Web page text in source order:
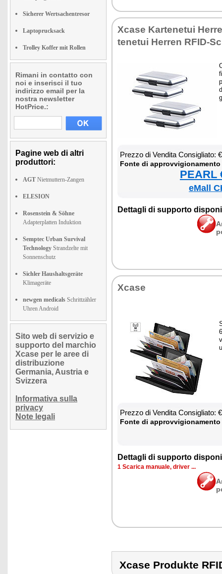
Sicherer Wertsachentresor
Laptoprucksack
Trolley Koffer mit Rollen
Rimani in contatto con
noi e inserisci il tuo
indirizzo email per la
nostra newsletter
HotPrice.:
Pagine web di altri
produttori:
AGT Nietmuttern-Zangen
ELESION
Rosenstein & Söhne
Adapterplatten Induktion
Semptec Urban Survival
Technology Strandzelte mit
Sonnenschutz
Sichler Haushaltsgeräte
Klimageräte
newgen medicals Schrittzähler
Uhren Android
Sito web di servizio e
supporto del marchio
Xcase per le aree di
distribuzione
Germania, Austria e
Svizzera
Informativa sulla
privacy
Note legali
Xca­se Kar­te­ne­tui
te­ne­tui Her­ren RFID-
Prez­zo di Ven­di­ta Con­si­glia­to:
Fon­te di
PEARL
eMall
Det­ta­gli di sup­por­to
Xca­se
Prez­zo di Ven­di­ta Con­si­glia­to:
Fon­te di
Det­ta­gli di sup­por­to
1 Sca­ri­ca ma­nua­le, dri­ver ...
Xcase Produkte